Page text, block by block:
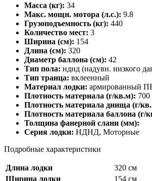
Масса (кг): 34
Макс. мощн. мотора (л.с.): 9.8
Грузоподъемность (кг): 440
Количество мест: 3
Ширина (см): 154
Длина (см): 320
Диаметр баллона (см): 42
Тип пола: нднд (надувн. низкого
Тип транца: вклеенный
Материал лодки: армированный
Плотность материала (г/кв.м): 700
Плотность материала днища (г/
Плотность материала баллона (г/
Толщина фанерной слани (мм):
Серия лодки: НДНД, Моторные
Подробные характеристики
Длина лодки
320 см
Ширина лодки
154 см